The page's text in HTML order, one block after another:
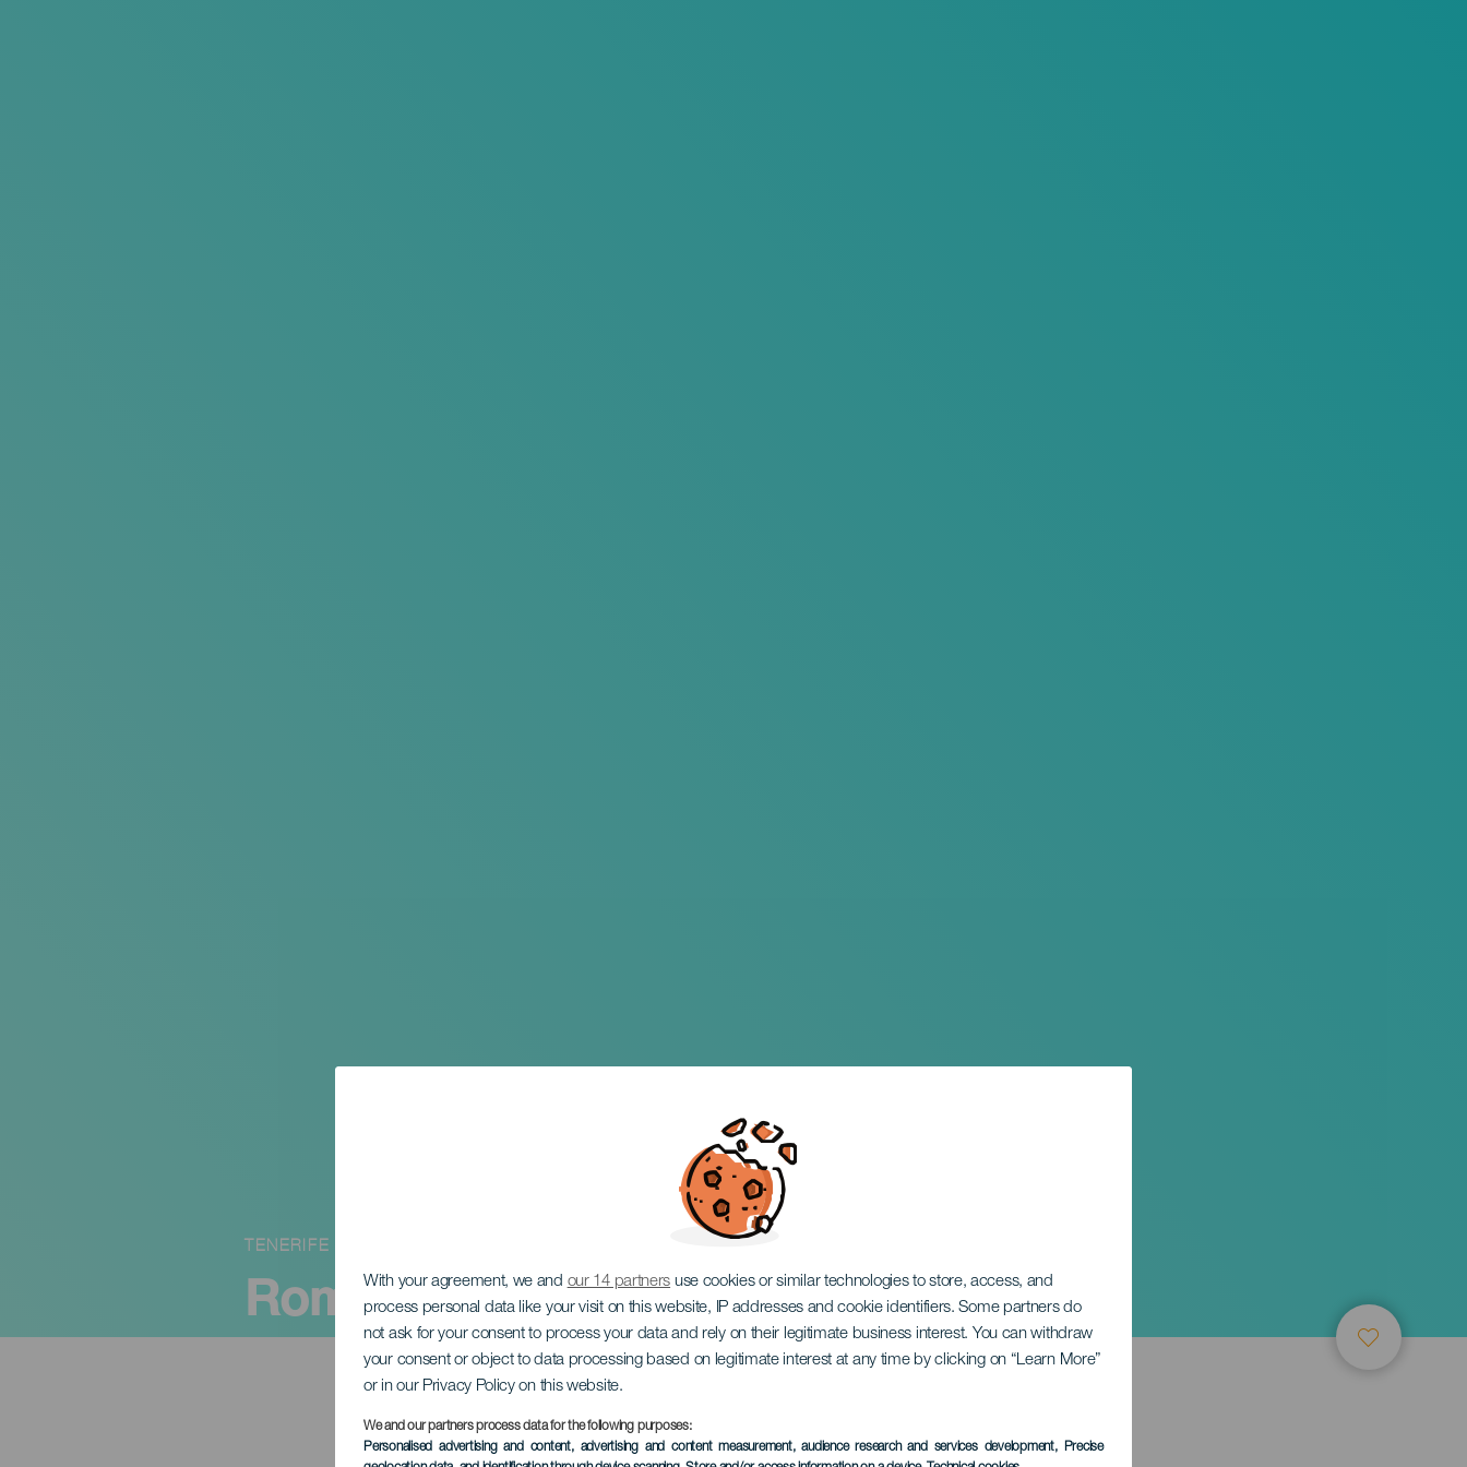
With your agreement, we and our 14 partners use cookies or similar technologies to store, access, and
process personal data like your visit on this website, IP addresses and cookie identifiers. Some partners do
not ask for your consent to process your data and rely on their legitimate business interest. You can withdraw
your consent or object to data processing based on legitimate interest at any time by clicking on “Learn More”
or in our Privacy Policy on this website.
We and our partners process data for the following purposes:
Personalised advertising and content, advertising and content measurement, audience research and services development, Precise
Romería de El Poleo - El Amparo
TENERIFE
KORÁBBI ESEMÉNY